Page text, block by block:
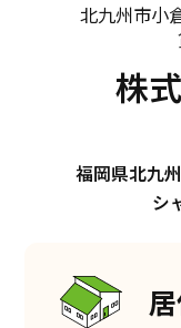
北九州市小
株
福岡県北九
シ